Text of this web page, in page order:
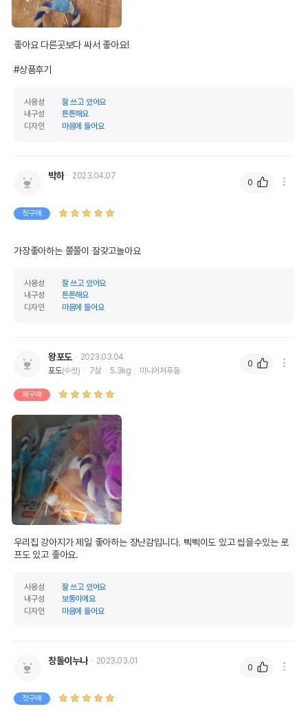
상품 필수 정보
[2+1] 펫모닝 동물 쫄쫄이 토이 PMD-114
받았음을 확인할수 있는
경우 그에 대한 사항
수입자를 함께 표기
또는 소비자상담 관련
전화번호
유통기한이 최소 2026.12.04이거나 그
좋아요 다른곳보다 싸서 좋아요!
#상품후기
사용성
잘 쓰고 있어요
내구성
튼튼해요
디자인
마음에 들어요
박하 2023.04.07
첫구매
가장좋아하는 쫄쫄이 잘갖고놀아요
사용성
잘 쓰고 있어요
내구성
튼튼해요
디자인
마음에 들어요
0
왕포도
2023.03.04
포도(수컷) 7살 5.3kg 미니어처푸들
재구매
우리집 강아지가 제일 좋아하는 장난감입니다. 삑삑이도 있고 씹을수있는 로
프도 있고 좋아요.
사용성
잘 쓰고 있어요
내구성
보통이에요
디자인
마음에 들어요
0
창돌이누나 2023.03.01
첫구매
0